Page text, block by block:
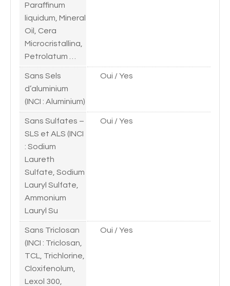
Paraffinum
liquidum, Mineral
Oil, Cera
Microcristallina,
Petrolatum …
Sans Sels
d’aluminium
(INCI : Aluminium)
Oui / Yes
Sans Sulfates –
SLS et ALS (INCI
: Sodium
Laureth
Sulfate, Sodium
Lauryl Sulfate,
Ammonium
Lauryl Su
Oui / Yes
Sans Triclosan
(INCI : Triclosan,
TCL, Trichlorine,
Cloxifenolum,
Lexol 300,
Oui / Yes